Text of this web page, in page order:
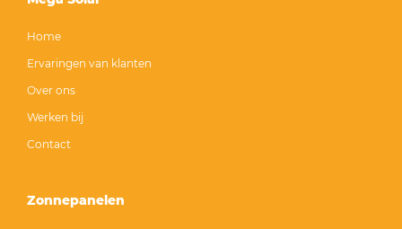
Home
Ervaringen van klanten
Over ons
Werken bij
Contact
Zonnepanelen